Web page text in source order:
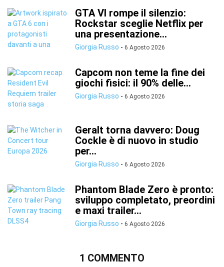
GTA VI rompe il silenzio:
Rockstar sceglie Netflix per
una presentazione...
Giorgia Russo - 6 Agosto 2026
Capcom non teme la fine dei
giochi fisici: il 90% delle...
Giorgia Russo - 6 Agosto 2026
Geralt torna davvero: Doug
Cockle è di nuovo in studio
per...
Giorgia Russo - 6 Agosto 2026
Phantom Blade Zero è pronto:
sviluppo completato, preordini
e maxi trailer...
Giorgia Russo - 6 Agosto 2026
1 COMMENTO